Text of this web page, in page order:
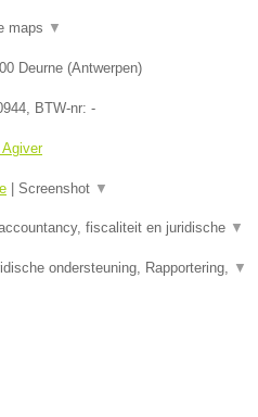
maps ▼
Deurne (Antwerpen)
, BTW-nr: -
Agiver
Screenshot ▼
fiscaliteit en juridische ▼
ondersteuning, Rapportering, ▼